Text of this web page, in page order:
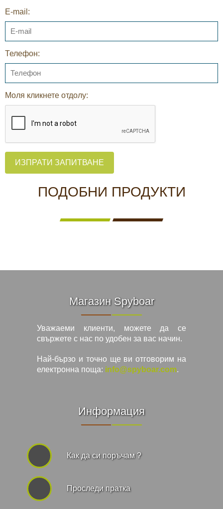
E-mail:
Телефон:
Моля кликнете отдолу:
ИЗПРАТИ ЗАПИТВАНЕ
ПОДОБНИ ПРОДУКТИ
Магазин Spyboar
Уважаеми клиенти, можете да се
свържете с нас по удобен за вас начин.
Най-бързо и точно ще ви отговорим на
електронна поща: info@spyboar.com.
Информация
Как да си поръчам ?
Проследи пратка